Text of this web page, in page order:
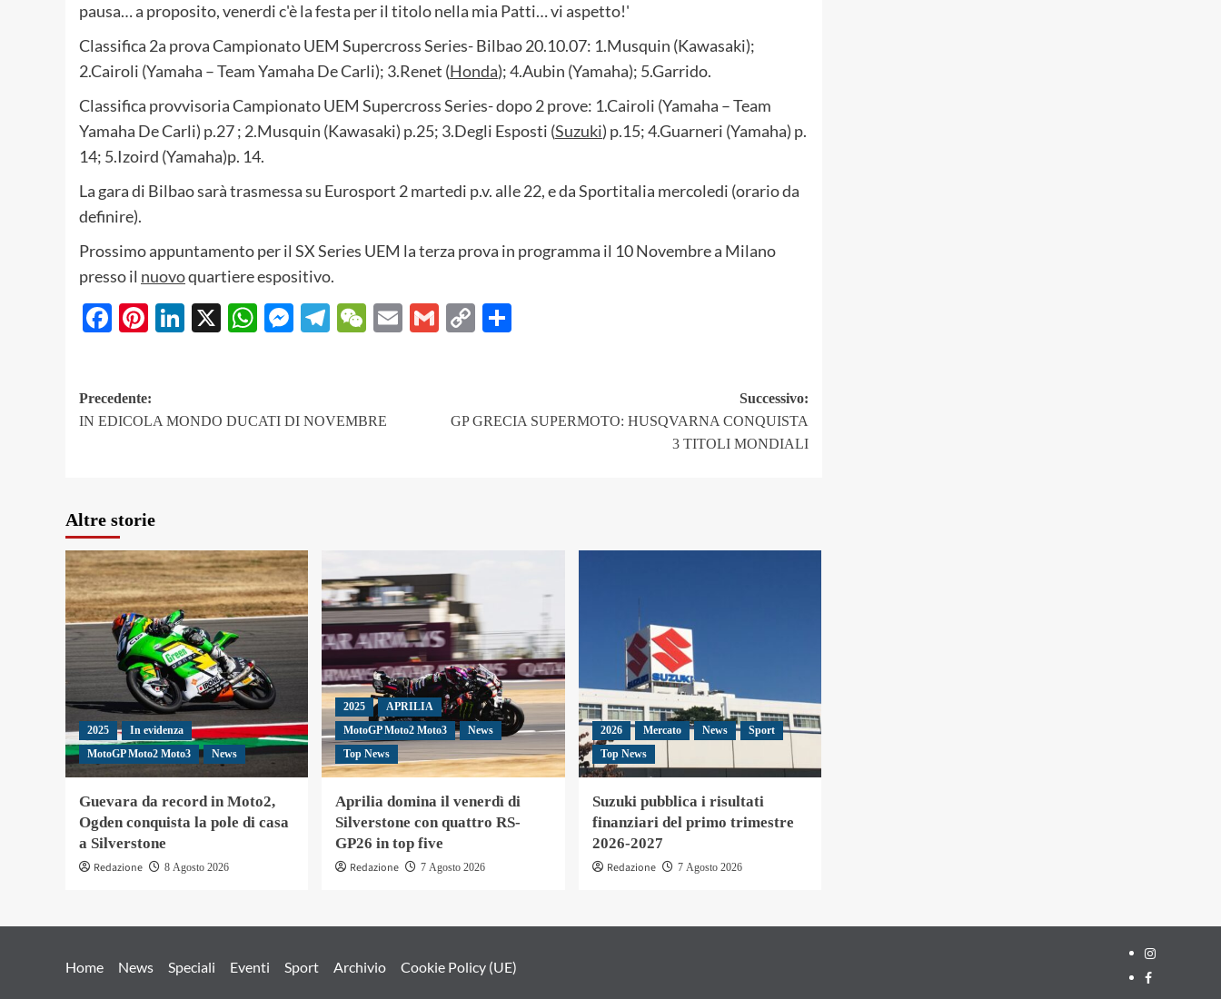
pausa… a proposito, venerdi c'è la festa per il titolo nella mia Patti… vi aspetto!'
Classifica 2a prova Campionato UEM Supercross Series- Bilbao 20.10.07: 1.Musquin (Kawasaki);
2.Cairoli (Yamaha – Team Yamaha De Carli); 3.Renet (Honda); 4.Aubin (Yamaha); 5.Garrido.
Classifica provvisoria Campionato UEM Supercross Series- dopo 2 prove: 1.Cairoli (Yamaha – Team
Yamaha De Carli) p.27 ; 2.Musquin (Kawasaki) p.25; 3.Degli Esposti (Suzuki) p.15; 4.Guarneri (Yamaha) p.
14; 5.Izoird (Yamaha)p. 14.
La gara di Bilbao sarà trasmessa su Eurosport 2 martedi p.v. alle 22, e da Sportitalia mercoledi (orario da
definire).
Prossimo appuntamento per il SX Series UEM la terza prova in programma il 10 Novembre a Milano
presso il nuovoquartiere espositivo.
Facebook
Pinterest
LinkedIn
X WhatsApp
Messenger
Telegram
WeChat
EmailGmail
Copy
Navigazione
articolo
Precedente:
IN EDICOLA MONDO DUCATI DI NOVEMBRE
Successivo:
GP GRECIA SUPERMOTO: HUSQVARNA CONQUISTA
3 TITOLI MONDIALI
Altre storie
2025
In evidenza
MotoGP Moto2 Moto3
News
Guevara da record in Moto2,
Ogden conquista la pole di casa
a Silverstone
Redazione 8 Agosto 2026
2025
APRILIA
MotoGP Moto2 Moto3
News
Top News
Aprilia domina il venerdì di
Silverstone con quattro RS-
GP26 in top five
Redazione 7 Agosto 2026
2026 Mercato News
Sport
Top News
Suzuki pubblica i risultati
finanziari del primo trimestre
2026-2027
Redazione 7 Agosto 2026
Home News Speciali Eventi Sport Archivio Cookie Policy (UE)
Instagram
Facebook